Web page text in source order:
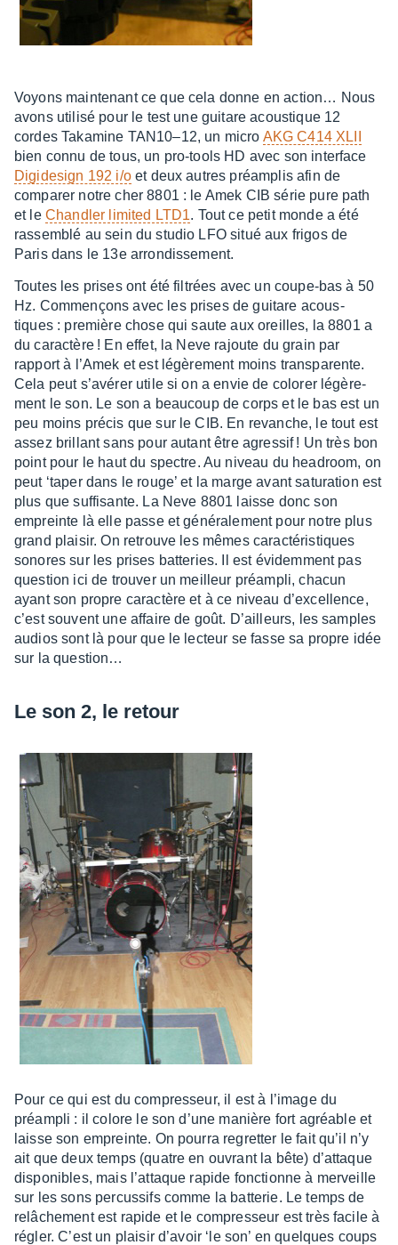
Voyons main­te­nant ce que cela donne en action… Nous
avons utilisé pour le test une guitare acous­tique 12
cordes Taka­mine TAN10–12, un micro AKG C414 XLII
bien connu de tous, un pro-tools HD avec son inter­face
Digi­de­sign 192 i/oet deux autres préam­plis afin de
compa­rer notre cher 8801 : le Amek CIB série pure path
et le Chand­ler limi­ted LTD1. Tout ce petit monde a été
rassem­blé au sein du studio LFO situé aux frigos de
Paris dans le 13e arron­dis­se­ment.
Toutes les prises ont été filtrées avec un coupe-bas à 50
Hz. Commençons avec les prises de guitare acous­
tiques : première chose qui saute aux oreilles, la 8801 a
du carac­tère ! En effet, la Neve rajoute du grain par
rapport à l’Amek et est légè­re­ment moins trans­pa­rente.
Cela peut s’avé­rer utile si on a envie de colo­rer légè­re­
ment le son. Le son a beau­coup de corps et le bas est un
peu moins précis que sur le CIB. En revanche, le tout est
assez brillant sans pour autant être agres­sif ! Un très bon
point pour le haut du spectre. Au niveau du headroom, on
peut ‘taper dans le rouge’ et la marge avant satu­ra­tion est
plus que suffi­sante. La Neve 8801 laisse donc son
empreinte là elle passe et géné­ra­le­ment pour notre plus
grand plai­sir. On retrouve les mêmes carac­té­ris­tiques
sonores sur les prises batte­ries. Il est évidem­ment pas
ques­tion ici de trou­ver un meilleur préam­pli, chacun
ayant son propre carac­tère et à ce niveau d’ex­cel­lence,
c’est souvent une affaire de goût. D’ailleurs, les samples
audios sont là pour que le lecteur se fasse sa propre idée
sur la ques­tion…
Le son 2, le retour
Pour ce qui est du compres­seur, il est à l’image du
préam­pli : il colore le son d’une manière fort agréable et
laisse son empreinte. On pourra regret­ter le fait qu’il n’y
ait que deux temps (quatre en ouvrant la bête) d’at­taque
dispo­nibles, mais l’at­taque rapide fonc­tionne à merveille
sur les sons percus­sifs comme la batte­rie. Le temps de
relâ­che­ment est rapide et le compres­seur est très facile à
régler. C’est un plai­sir d’avoir ‘le son’ en quelques coups